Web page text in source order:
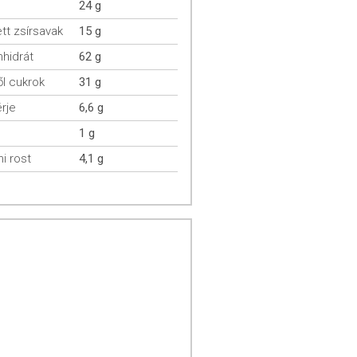
24 g
zsírsavak
15 g
62 g
cukrok
31 g
6,6 g
1 g
rost
4,1 g